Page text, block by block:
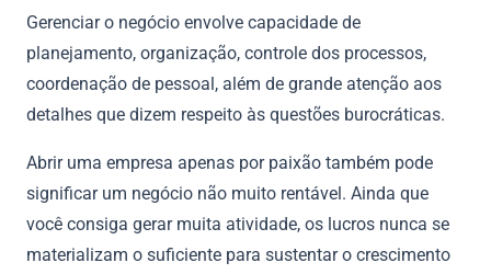
Gerenciar o negócio envolve capacidade de
planejamento, organização, controle dos processos,
coordenação de pessoal, além de grande atenção aos
detalhes que dizem respeito às questões burocráticas.
Abrir uma empresa apenas por paixão também pode
significar um negócio não muito rentável. Ainda que
você consiga gerar muita atividade, os lucros nunca se
materializam o suficiente para sustentar o crescimento